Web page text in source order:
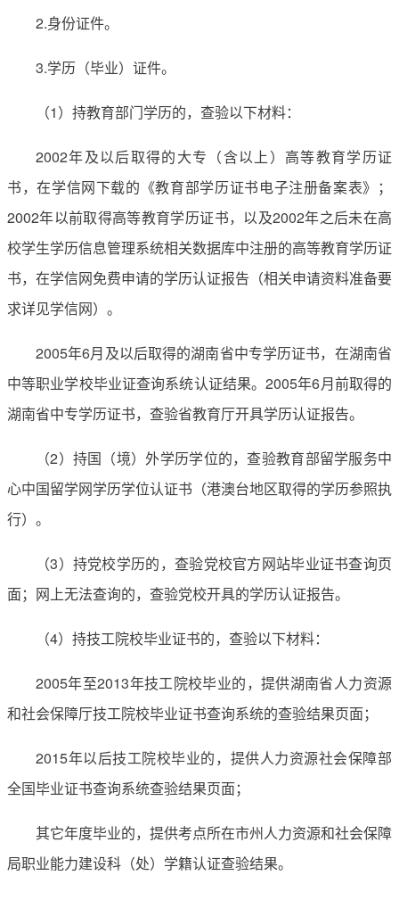
2.身份证件。
3.学历（毕业）证件。
（1）持教育部门学历的，查验以下材料：
2002年及以后取得的大专（含以上）高等教育学历证
书，在学信网下载的《教育部学历证书电子注册备案表》；
2002年以前取得高等教育学历证书，以及2002年之后未在高
校学生学历信息管理系统相关数据库中注册的高等教育学历证
书，在学信网免费申请的学历认证报告（相关申请资料准备要
求详见学信网）。
2005年6月及以后取得的湖南省中专学历证书，在湖南省
中等职业学校毕业证查询系统认证结果。2005年6月前取得的
湖南省中专学历证书，查验省教育厅开具学历认证报告。
（2）持国（境）外学历学位的，查验教育部留学服务中
心中国留学网学历学位认证书（港澳台地区取得的学历参照执
行）。
（3）持党校学历的，查验党校官方网站毕业证书查询页
面；网上无法查询的，查验党校开具的学历认证报告。
（4）持技工院校毕业证书的，查验以下材料：
2005年至2013年技工院校毕业的，提供湖南省人力资源
和社会保障厅技工院校毕业证书查询系统的查验结果页面；
2015年以后技工院校毕业的，提供人力资源社会保障部
全国毕业证书查询系统查验结果页面；
其它年度毕业的，提供考点所在市州人力资源和社会保障
局职业能力建设科（处）学籍认证查验结果。